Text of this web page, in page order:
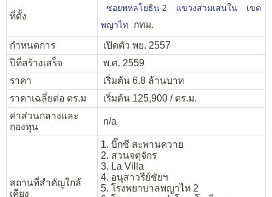
ที่ตั้ง
ซอยพหลโยธิน 2 แขวงสามเสนใน
เขต
พญาไท
กทม.
กำหนดการ
เปิดตัว พย. 2557
ปีที่สร้างเสร็จ
พ.ศ. 2559
ราคา
เริ่มต้น 6.8 ล้านบาท
ราคาเฉลี่ยต่อ ตร.ม
เริ่มต้น 125,900 / ตร.ม.
ค่าส่วนกลางและ
กองทุน
n/a
สถานที่สำคัญใกล้
เคียง
1. บิ๊กซี สะพานควาย
2. สวนจตุจักร
3. La Villa
4. อนุสาวรีย์ชัยฯ
5. โรงพยาบาลพญาไท 2